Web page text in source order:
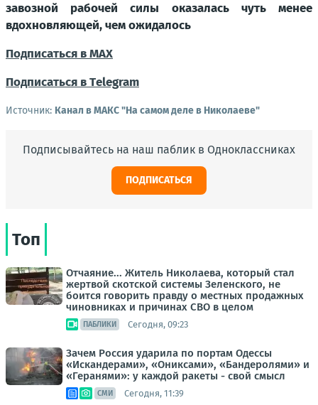
завозной рабочей силы оказалась чуть менее
вдохновляющей, чем ожидалось
Подписаться в МАХ
Подписаться в Тelegram
Источник: Канал в МАКС "На самом деле в Николаеве"
Подписывайтесь на наш паблик в Одноклассниках
ПОДПИСАТЬСЯ
Топ
Отчаяние... Житель Николаева, который стал
жертвой скотской системы Зеленского, не
боится говорить правду о местных продажных
чиновниках и причинах СВО в целом
ПАБЛИКИ Сегодня, 09:23
Зачем Россия ударила по портам Одессы
«Искандерами», «Ониксами», «Бандеролями» и
«Геранями»: у каждой ракеты - свой смысл
СМИ Сегодня, 11:39